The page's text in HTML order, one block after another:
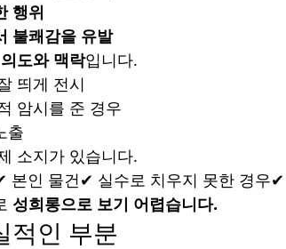
행위
불쾌감을 유발
의도와 맥락입니다.
띄게 전시
암시를 준 경우
출
소지가 있습니다.
인 물건✔ 실수로 치우지 못한 경우✔
성희롱으로 보기 어렵습니다.
인 부분